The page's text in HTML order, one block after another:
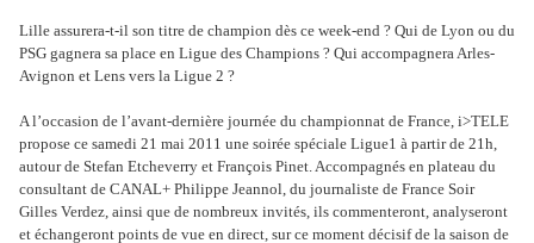
Lille assurera-t-il son titre de champion dès ce week-end ? Qui de Lyon ou du
PSG gagnera sa place en Ligue des Champions ? Qui accompagnera Arles-
Avignon et Lens vers la Ligue 2 ?
A l’occasion de l’avant-dernière journée du championnat de France, i>TELE
propose ce samedi 21 mai 2011 une soirée spéciale Ligue1 à partir de 21h,
autour de Stefan Etcheverry et François Pinet. Accompagnés en plateau du
consultant de CANAL+ Philippe Jeannol, du journaliste de France Soir
Gilles Verdez, ainsi que de nombreux invités, ils commenteront, analyseront
et échangeront points de vue en direct, sur ce moment décisif de la saison de